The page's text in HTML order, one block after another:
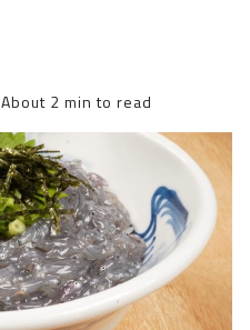
About 2 min to read